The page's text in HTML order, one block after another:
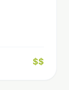
$$